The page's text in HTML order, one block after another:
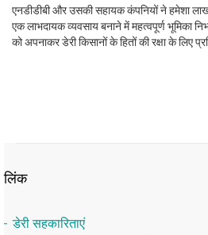
एनडीडीबी और उसकी सहायक कंपनियों ने हमेशा
एक लाभदायक व्यवसाय बनाने में महत्वपूर्ण भूमिका
को अपनाकर डेरी किसानों के हितों की रक्षा के लिए
लिंक
डेरी सहकारिताएं